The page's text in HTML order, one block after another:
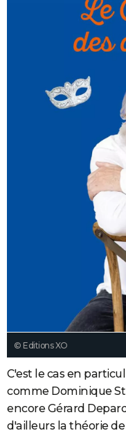
© Editions XO
C'est le cas en
comme Dominique
encore Gérard
d'ailleurs la théorie